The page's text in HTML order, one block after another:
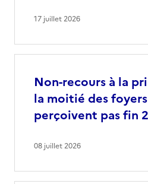
17 juillet 2026
Non-recours à la
la moitié des
perçoivent pas fin
08 juillet 2026